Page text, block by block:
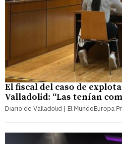
El fiscal del caso de
Valladolid: “Las tenían
Diario de Valladolid | El MundoEuropa